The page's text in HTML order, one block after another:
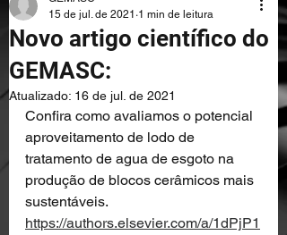
Novo artigo científico do
GEMASC:
15 de jul. de 2021 1 min de leitura
Atualizado: 16 de jul. de 2021
Confira como avaliamos o potencial
aproveitamento de lodo de
tratamento de agua de esgoto na
produção de blocos cerâmicos mais
sustentáveis.
https://authors.elsevier.com/a/1dPjP1